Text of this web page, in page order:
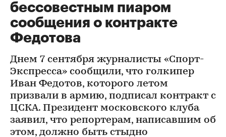
бессовестным пиаром
сообщения о контракте
Федотова
Днем 7 сентября журналисты «Спорт-
Экспресса» сообщили, что голкипер
Иван Федотов, которого летом
призвали в армию, подписал контракт с
ЦСКА. Президент московского клуба
заявил, что репортерам, написавшим об
этом, должно быть стыдно